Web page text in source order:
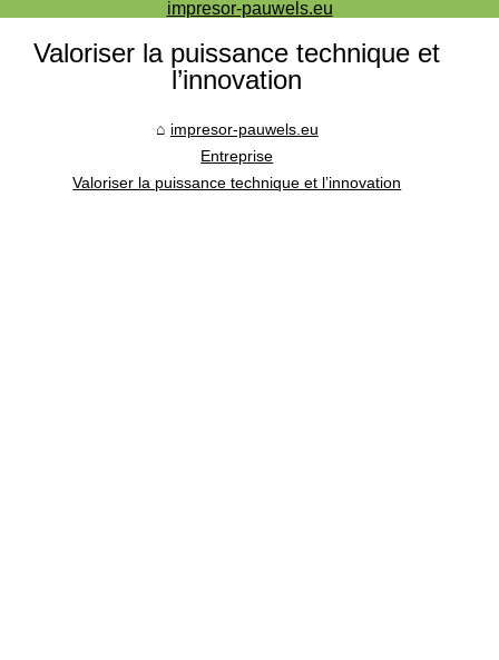
Valoriser la puissance technique et
l’innovation
impresor-pauwels.eu
Entreprise
Valoriser la puissance technique et l’innovation
impresor-pauwels.eu